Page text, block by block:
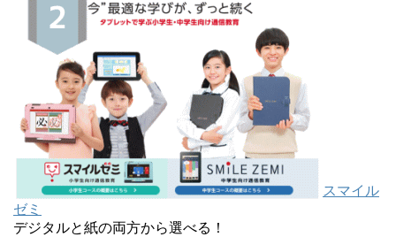
スマイル
ゼミ
デジタルと紙の両方から選べる！